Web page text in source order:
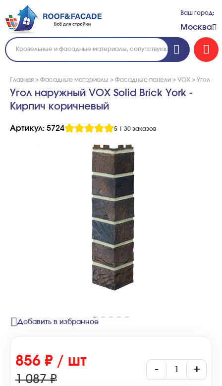
Ваш город:
Москва
Главная > Фасадные материалы > Фасадные панели > VOX > Угол
Угол наружный VOX Solid Brick York -
Кирпич коричневый
Артикул: 5724 5 30 заказов
Добавить в избранное
856 ₽ / шт
1 087 ₽
- +